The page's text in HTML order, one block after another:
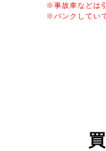
※事故車などは
※パンクしてい